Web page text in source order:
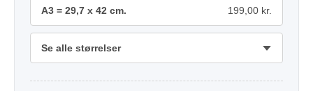
A3 = 29,7 x 42 cm. 199,00 kr.
Se alle størrelser